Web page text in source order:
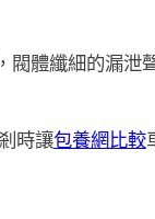
體纖細的漏泄
時讓包養網比較